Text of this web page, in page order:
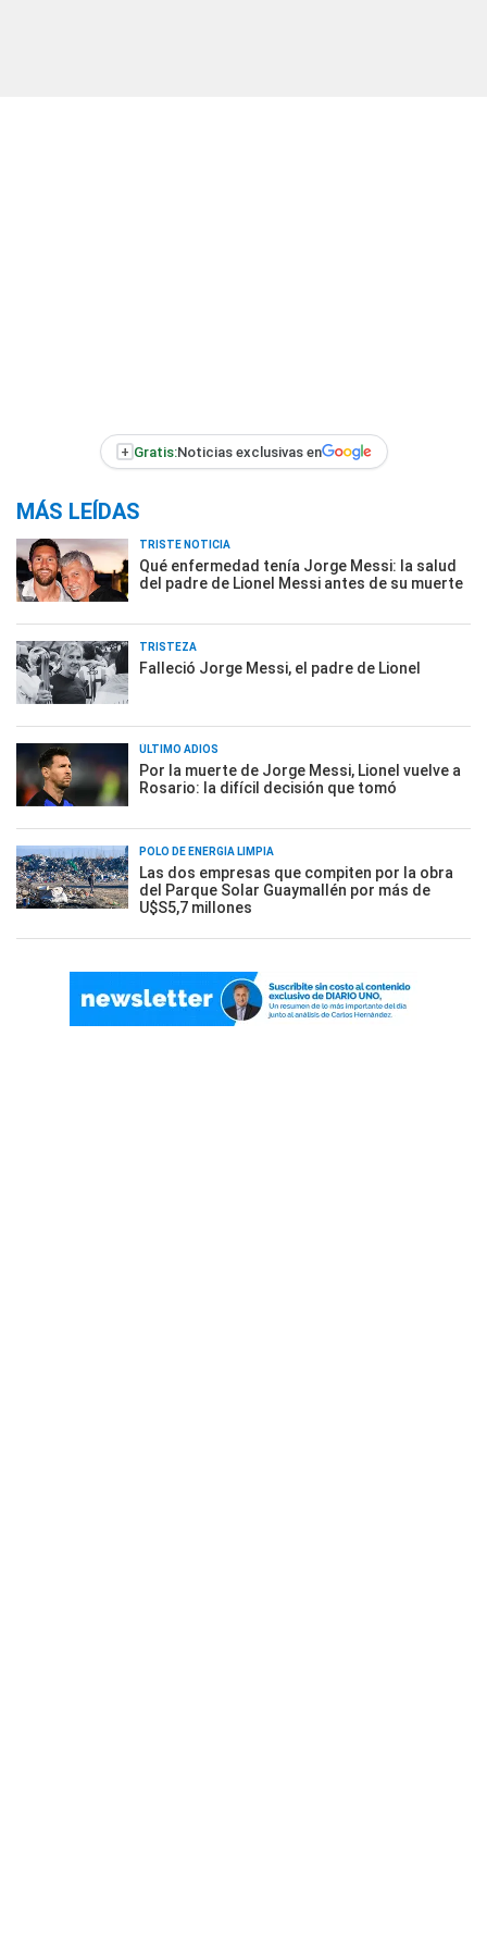
+ Gratis:Noticias exclusivas en
MÁS LEÍDAS
TRISTE NOTICIA
Qué enfermedad tenía Jorge Messi: la salud
del padre de Lionel Messi antes de su muerte
TRISTEZA
Falleció Jorge Messi, el padre de Lionel
ÚLTIMO ADIÓS
Por la muerte de Jorge Messi, Lionel vuelve a
Rosario: la difícil decisión que tomó
POLO DE ENERGÍA LIMPIA
Las dos empresas que compiten por la obra
del Parque Solar Guaymallén por más de
U$S5,7 millones